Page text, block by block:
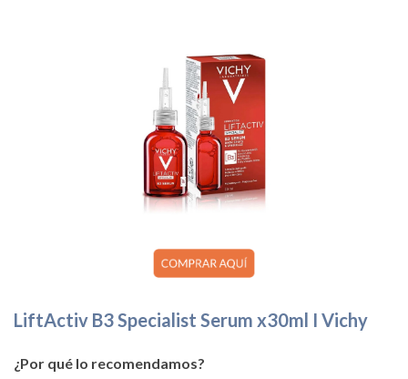
LiftActiv B3 Specialist Serum x30ml I Vichy
¿Por qué lo recomendamos?